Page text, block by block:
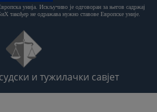
унија. Искључиво је одговоран за његов садржај
такођер не одражава нужно ставове Европске уније.
и тужилачки савјет